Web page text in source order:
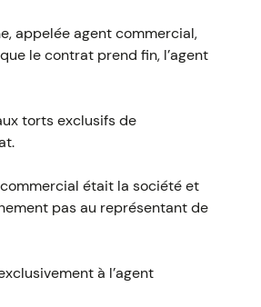
appelée agent commercial,
le contrat prend fin, l’agent
torts exclusifs de
commercial était la société et
pas au représentant de
à l’agent